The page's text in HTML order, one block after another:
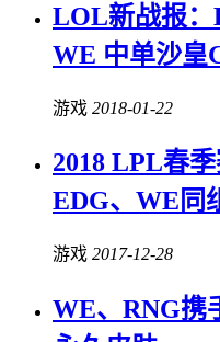
LOL新战报：
WE 中单沙皇
游戏 2018-01-22
2018 LPL春季
EDG、WE同
游戏 2017-12-28
WE、RNG携